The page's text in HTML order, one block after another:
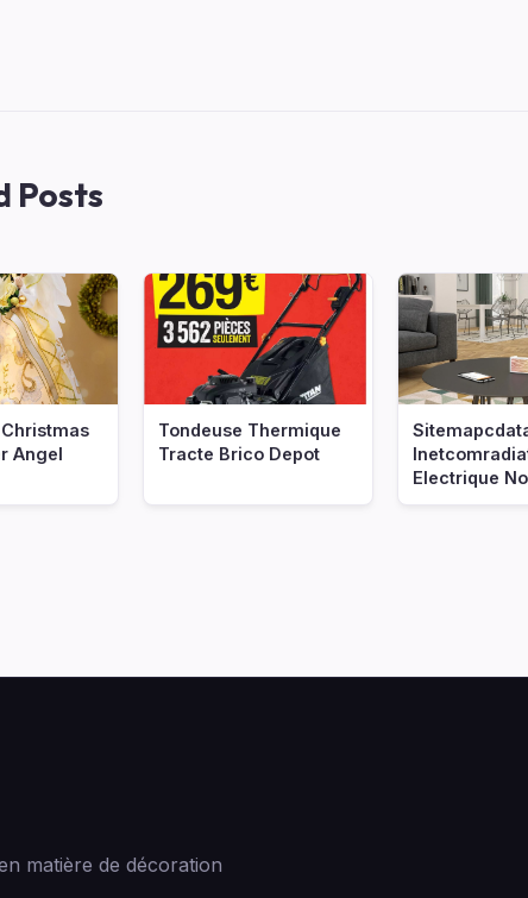
Posts
Angel
Tondeuse Thermique
Tracte Brico Depot
Electrique
matière de décoration